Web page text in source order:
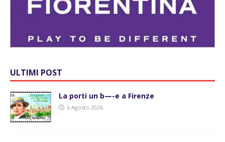
ULTIMI POST
La porti un b—-e a Firenze
6 Agosto 2026